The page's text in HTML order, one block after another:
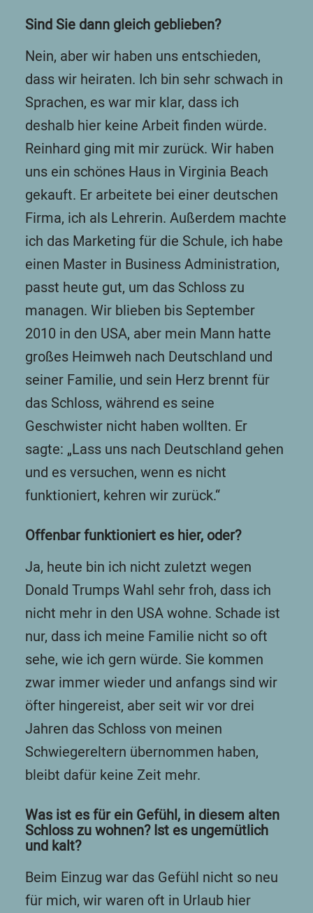
Sind Sie dann gleich geblieben?
Nein, aber wir haben uns entschieden,
dass wir heiraten. Ich bin sehr schwach in
Sprachen, es war mir klar, dass ich
deshalb hier keine Arbeit finden würde.
Reinhard ging mit mir zurück. Wir haben
uns ein schönes Haus in Virginia Beach
gekauft. Er arbeitete bei einer deutschen
Firma, ich als Lehrerin. Außerdem machte
ich das Marketing für die Schule, ich habe
einen Master in Business Administration,
passt heute gut, um das Schloss zu
managen. Wir blieben bis September
2010 in den USA, aber mein Mann hatte
großes Heimweh nach Deutschland und
seiner Familie, und sein Herz brennt für
das Schloss, während es seine
Geschwister nicht haben wollten. Er
sagte: „Lass uns nach Deutschland gehen
und es versuchen, wenn es nicht
funktioniert, kehren wir zurück.“
Offenbar funktioniert es hier, oder?
Ja, heute bin ich nicht zuletzt wegen
Donald Trumps Wahl sehr froh, dass ich
nicht mehr in den USA wohne. Schade ist
nur, dass ich meine Familie nicht so oft
sehe, wie ich gern würde. Sie kommen
zwar immer wieder und anfangs sind wir
öfter hingereist, aber seit wir vor drei
Jahren das Schloss von meinen
Schwiegereltern übernommen haben,
bleibt dafür keine Zeit mehr.
Was ist es für ein Gefühl, in diesem alten
Schloss zu wohnen? Ist es ungemütlich
und kalt?
Beim Einzug war das Gefühl nicht so neu
für mich, wir waren oft in Urlaub hier